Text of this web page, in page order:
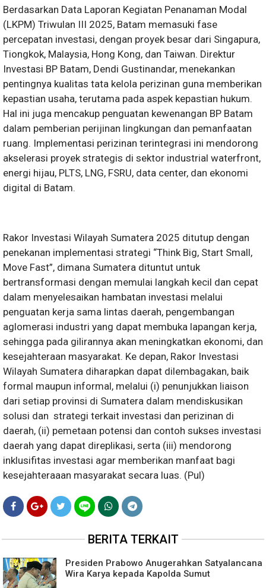
Berdasarkan Data Laporan Kegiatan Penanaman Modal
(LKPM) Triwulan III 2025, Batam memasuki fase
percepatan investasi, dengan proyek besar dari Singapura,
Tiongkok, Malaysia, Hong Kong, dan Taiwan. Direktur
Investasi BP Batam, Dendi Gustinandar, menekankan
pentingnya kualitas tata kelola perizinan guna memberikan
kepastian usaha, terutama pada aspek kepastian hukum.
Hal ini juga mencakup penguatan kewenangan BP Batam
dalam pemberian perijinan lingkungan dan pemanfaatan
ruang. Implementasi perizinan terintegrasi ini mendorong
akselerasi proyek strategis di sektor industrial waterfront,
energi hijau, PLTS, LNG, FSRU, data center, dan ekonomi
digital di Batam.
Rakor Investasi Wilayah Sumatera 2025 ditutup dengan
penekanan implementasi strategi “Think Big, Start Small,
Move Fast”, dimana Sumatera dituntut untuk
bertransformasi dengan memulai langkah kecil dan cepat
dalam menyelesaikan hambatan investasi melalui
penguatan kerja sama lintas daerah, pengembangan
aglomerasi industri yang dapat membuka lapangan kerja,
sehingga pada gilirannya akan meningkatkan ekonomi, dan
kesejahteraan masyarakat. Ke depan, Rakor Investasi
Wilayah Sumatera diharapkan dapat dilembagakan, baik
formal maupun informal, melalui (i) penunjukkan liaison
dari setiap provinsi di Sumatera dalam mendiskusikan
solusi dan strategi terkait investasi dan perizinan di
daerah, (ii) pemetaan potensi dan contoh sukses investasi
daerah yang dapat direplikasi, serta (iii) mendorong
inklusifitas investasi agar memberikan manfaat bagi
kesejahteraaan masyarakat secara luas. (Pul)
BERITA TERKAIT
Presiden Prabowo Anugerahkan Satyalancana
Wira Karya kepada Kapolda Sumut